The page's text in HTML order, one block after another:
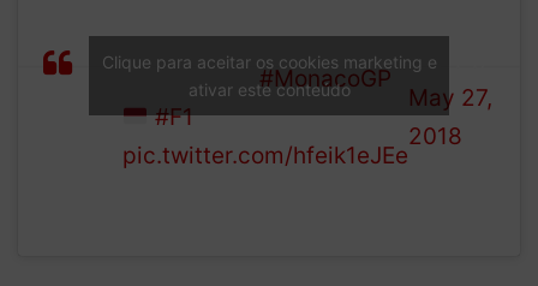
LAP Verstappen jumps both
Haas drivers#MonacoGP
#F1
pic.twitter.com/hfeik1eJEe
1 (@F1)
May 27,
2018
Clique para aceitar os cookies marketing e
ativar este conteúdo